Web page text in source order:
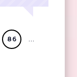
86 ...